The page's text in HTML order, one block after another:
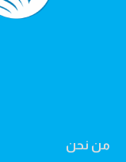
من نحن